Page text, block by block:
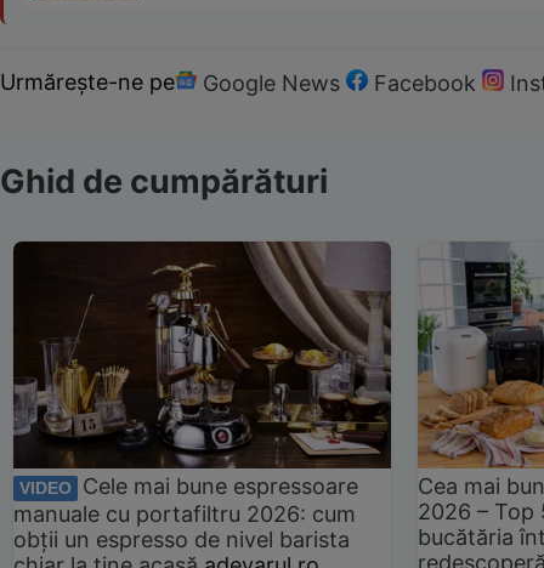
Urmărește-ne pe Google News Facebook
Ghid de cumpărături
VIDEO
Cele mai bune espressoare
manuale cu portafiltru 2026: cum
obții un espresso de nivel barista
Cea mai
2026 –
bucătăria